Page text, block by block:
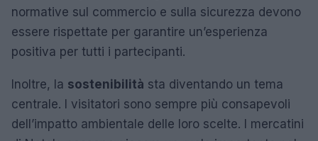
normative sul commercio e sulla sicurezza devono
essere rispettate per garantire un’esperienza
positiva per tutti i partecipanti.
Inoltre, la sostenibilità sta diventando un tema
centrale. I visitatori sono sempre più consapevoli
dell’impatto ambientale delle loro scelte. I mercatini